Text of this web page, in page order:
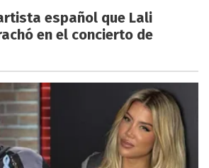
español que Lali
en el concierto de